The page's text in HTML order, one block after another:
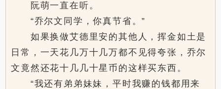
阮萌一直在听。
“乔尔文同学，你真节省。”
如果换做艾德里安的其他人，挥金如土是
日常，一天花几万十几万都不见得夸张，乔尔
文竟然还花十几几十星币的这样买东西。
“我还有弟弟妹妹，平时我赚的钱都用来